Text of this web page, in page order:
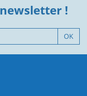
newsletter !
OK